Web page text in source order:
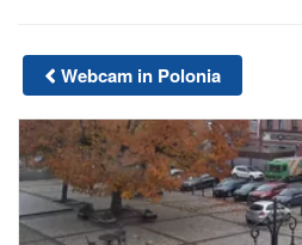
Webcam in Polonia